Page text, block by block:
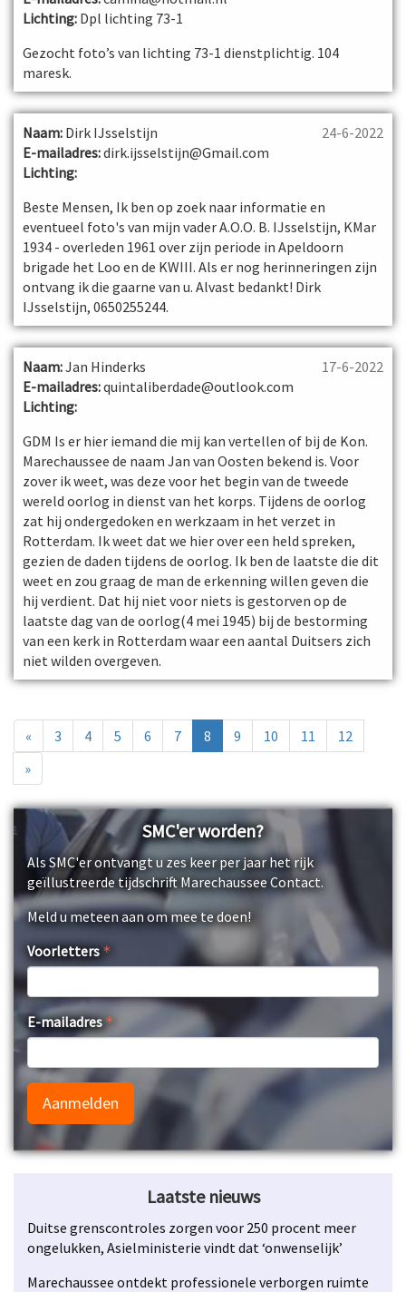
Lichting: Dpl lichting 73-1
Gezocht foto’s van lichting 73-1 dienstplichtig. 104
maresk.
Naam: Dirk IJsselstijn
24-6-2022
E-mailadres:dirk.ijsselstijn@Gmail.com
Lichting:
Beste Mensen, Ik ben op zoek naar informatie en
eventueel foto's van mijn vader A.O.O. B. IJsselstijn, KMar
1934 - overleden 1961 over zijn periode in Apeldoorn
brigade het Loo en de KWIII. Als er nog herinneringen zijn
ontvang ik die gaarne van u. Alvast bedankt! Dirk
IJsselstijn, 0650255244.
Naam:Jan Hinderks
17-6-2022
E-mailadres:quintaliberdade@outlook.com
Lichting:
GDM Is er hier iemand die mij kan vertellen of bij de Kon.
Marechaussee de naam Jan van Oosten bekend is. Voor
zover ik weet, was deze voor het begin van de tweede
wereld oorlog in dienst van het korps. Tijdens de oorlog
zat hij ondergedoken en werkzaam in het verzet in
Rotterdam. Ik weet dat we hier over een held spreken,
gezien de daden tijdens de oorlog. Ik ben de laatste die dit
weet en zou graag de man de erkenning willen geven die
hij verdient. Dat hij niet voor niets is gestorven op de
laatste dag van de oorlog(4 mei 1945) bij de bestorming
van een kerk in Rotterdam waar een aantal Duitsers zich
niet wilden overgeven.
« 3 4 5 6 7 8 9 10 11
12
»
SMC'er worden?
Als SMC'er ontvangt u zes keer per jaar het rijk
geïllustreerde tijdschrift Marechaussee Contact.
Meld u meteen aan om mee te doen!
Voorletters
E-mailadres
Aanmelden
Laatste nieuws
Duitse grenscontroles zorgen voor 250 procent meer
ongelukken, Asielministerie vindt dat ‘onwenselijk’
Marechaussee ontdekt professionele verborgen ruimte